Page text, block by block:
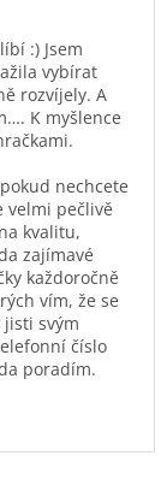
:) Jsem
vybírat
rozvíjely. A
K myšlence
nechcete
velmi pečlivě
kvalitu,
zajímavé
každoročně
vím, že se
jisti svým
číslo
poradím.